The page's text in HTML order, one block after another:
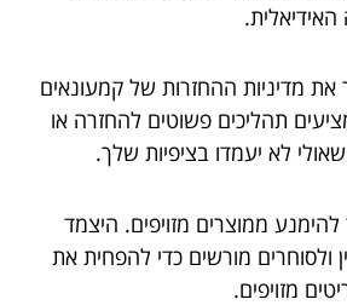
את מדיניות ההחזרות של קמעונאים
תהליכים פשוטים להחזרה או
לא יעמדו בציפיות שלך.
להימנע ממוצרים מזויפים. היצמד
ולסוחרים מורשים כדי להפחית את
מזויפים.